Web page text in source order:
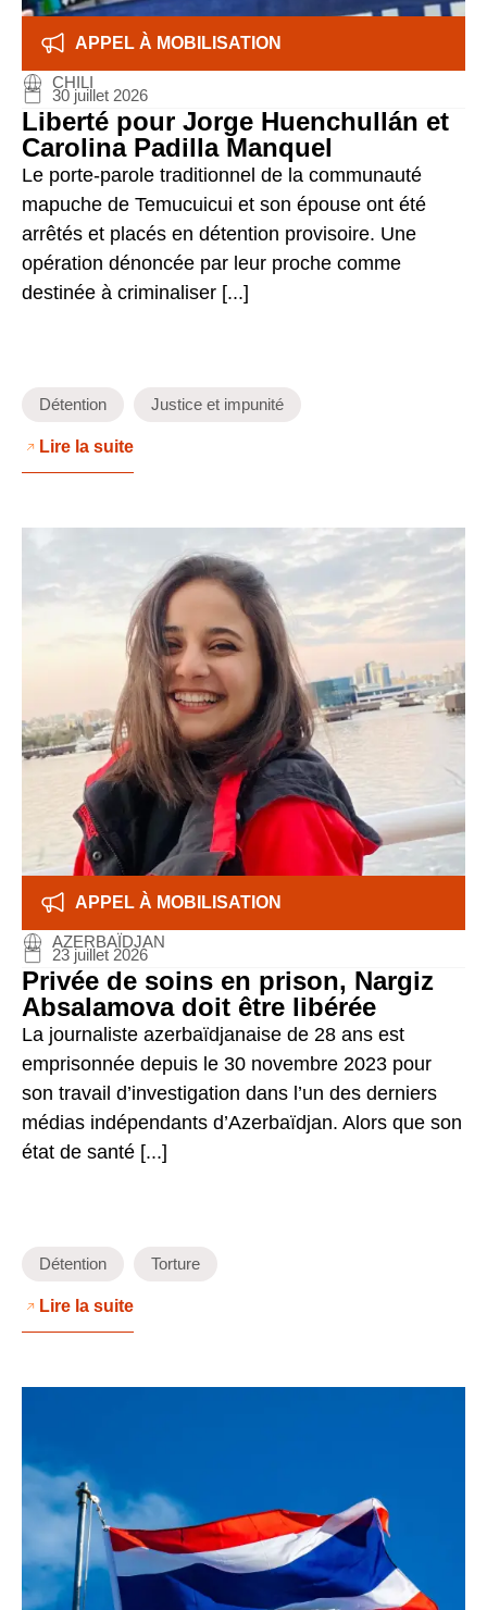
APPEL À MOBILISATION
CHILI
30 juillet 2026
Liberté pour Jorge Huenchullán et
Carolina Padilla Manquel
Le porte-parole traditionnel de la communauté
mapuche de Temucuicui et son épouse ont été
arrêtés et placés en détention provisoire. Une
opération dénoncée par leur proche comme
destinée à criminaliser [...]
Détention Justice et impunité
Lire la suite
APPEL À MOBILISATION
AZERBAÏDJAN
23 juillet 2026
Privée de soins en prison, Nargiz
Absalamova doit être libérée
La journaliste azerbaïdjanaise de 28 ans est
emprisonnée depuis le 30 novembre 2023 pour
son travail d’investigation dans l’un des derniers
médias indépendants d’Azerbaïdjan. Alors que son
état de santé [...]
Détention Torture
Lire la suite